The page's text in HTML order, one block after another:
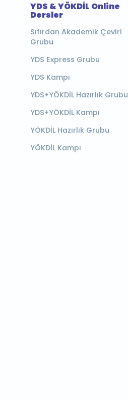
YDS & YÖKDİL Online
Dersler
Sıfırdan Akademik Çeviri
Grubu
YDS Express Grubu
YDS Kampı
YDS+YÖKDİL Hazırlık Grubu
YDS+YÖKDİL Kampı
YÖKDİL Hazırlık Grubu
YÖKDİL Kampı